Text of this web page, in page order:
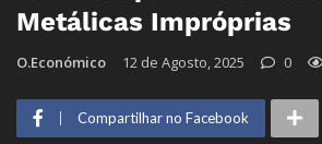
Metálicas Impróprias
O.Económico 12 de Agosto, 2025 0
Compartilhar no Facebook